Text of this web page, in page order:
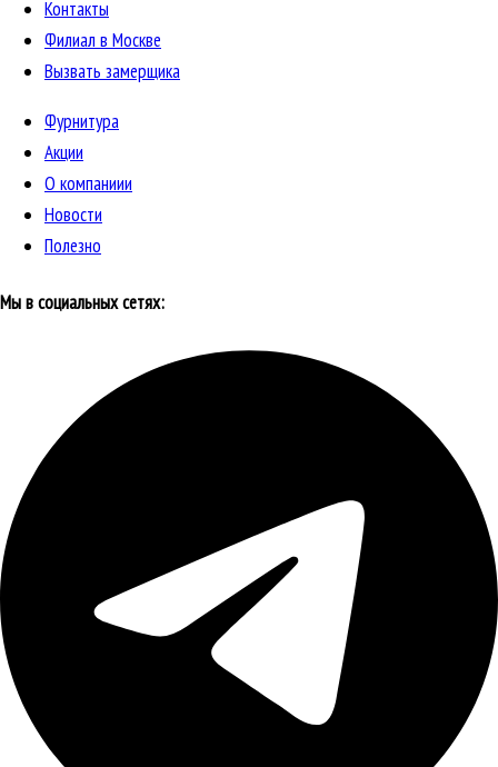
Контакты
Филиал в Москве
Вызвать замерщика
Фурнитура
Акции
О компаниии
Новости
Полезно
Мы в социальных сетях: